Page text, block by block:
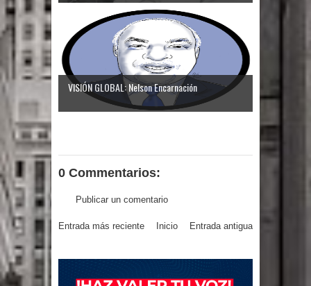
VISIÓN GLOBAL: Nelson Encarnación
0 Commentarios:
Publicar un comentario
Entrada más reciente Entrada antigua
Inicio